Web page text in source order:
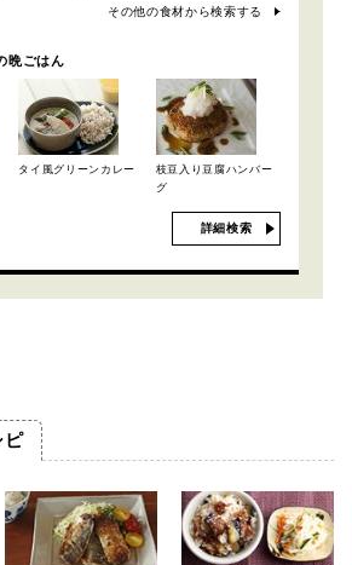
その他の食材から検索する
晩ごはん
タイ風グリーンカレー
枝豆入り豆腐ハンバー
グ
詳細検索
ピ